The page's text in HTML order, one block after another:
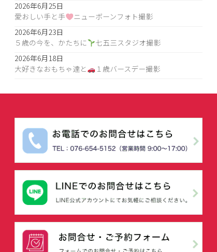
2026年6月25日
愛おしい手と手
ニューボーンフォト撮影
2026年6月23日
５歳の今を、かたちに
七五三スタジオ撮影
2026年6月18日
大好きなおもちゃ達と
１歳バースデー撮影